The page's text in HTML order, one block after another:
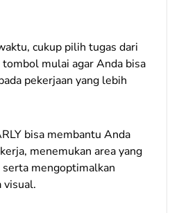
cukup pilih tugas dari
mulai agar Anda bisa
pekerjaan yang lebih
bisa membantu Anda
menemukan area yang
mengoptimalkan
visual.